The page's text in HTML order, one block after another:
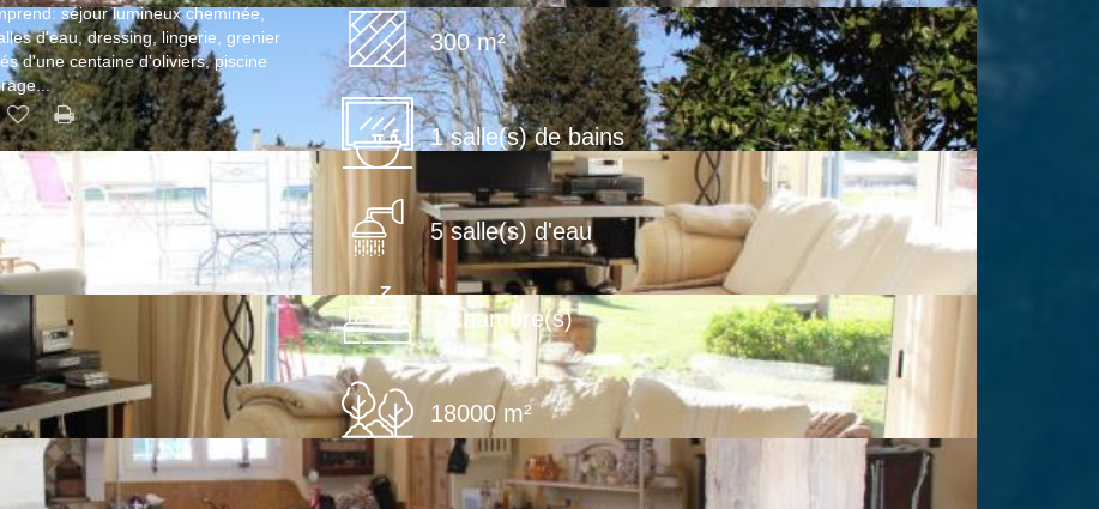
séjour lumineux cheminée,
d'eau, dressing, lingerie, grenier
d'une centaine d'oliviers, piscine
300 m²
1 salle(s) de bains
5 salle(s) d'eau
7 chambre(s)
18000 m²